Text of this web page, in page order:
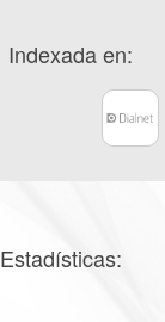
Indexada en:
Estadísticas: